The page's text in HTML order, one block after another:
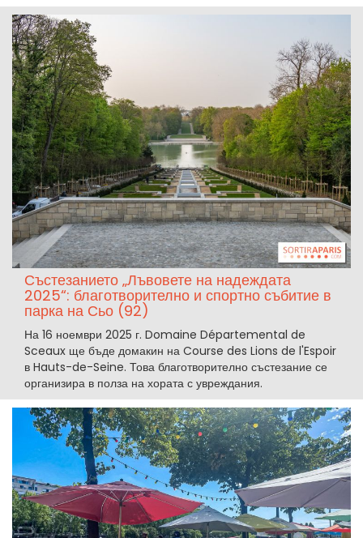
Състезанието „Лъвовете на надеждата
2025“: благотворително и спортно събитие в
парка на Сьо (92)
На 16 ноември 2025 г. Domaine Départemental de
Sceaux ще бъде домакин на Course des Lions de l'Espoir
в Hauts-de-Seine. Това благотворително състезание се
организира в полза на хората с увреждания.